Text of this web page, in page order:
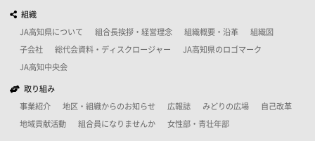
組織
JA高知県について 組合長挨拶・経営理念 組織概要・沿革 組織図
子会社 総代会資料・ディスクロージャー JA高知県のロゴマーク
JA高知中央会
取り組み
事業紹介 地区・組織からのお知らせ 広報誌 みどりの広場 自己改革
地域貢献活動 組合員になりませんか 女性部・青壮年部